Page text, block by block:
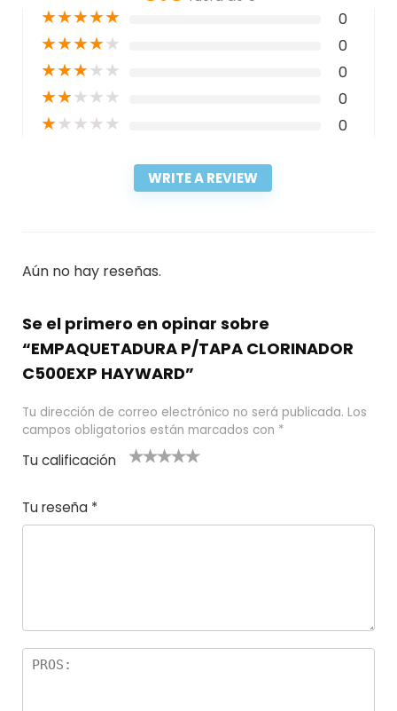
★★★★★ 0
★★★★★ 0
★★★★★ 0
★★★★★ 0
★★★★★ 0
WRITE A REVIEW
Aún no hay reseñas.
Se el primero en opinar sobre
“EMPAQUETADURA P/TAPA CLORINADOR
C500EXP HAYWARD”
Tu dirección de correo electrónico no será publicada. Los
campos obligatorios están marcados con *
Tu calificación
e
el
5
las
s
Tu reseña *